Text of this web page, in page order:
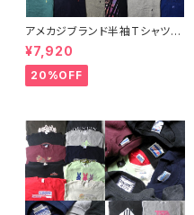
アメカジブランド半袖Tシャツ3
3点セット ラルフローレン トミー
ヒルフィガー ティンバーランド ノ
ーティカ リーバイス ディッキー
ズ 大特価
¥7,920
20%OFF